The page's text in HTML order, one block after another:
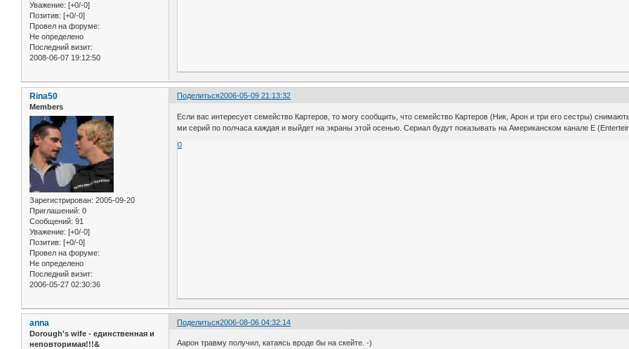
Уважение: [+0/-0]
Позитив: [+0/-0]
Провел на форуме:
Не определено
Последний визит:
2008-06-07 19:12:50
Поделиться2006-05-09 21:13:32
Rina50
Members
Зарегистрирован: 2005-09-20
Приглашений: 0
Сообщений: 91
Уважение: [+0/-0]
Позитив: [+0/-0]
Провел на форуме:
Не определено
Последний визит:
2006-05-27 02:30:36
Если вас интересует семейство Картеров, то могу сообщить, что семейство Картеров (Ник, Арон и три его сестры)
ми серий по полчаса каждая и выйдет на экраны этой осенью. Сериал будут показывать на Американском канале E
0
Поделиться2006-08-06 04:32:14
anna
Dorough's wife - единственная и
неповторимая!!!&
Аарон травму получил, катаясь вроде бы на скейте. -)